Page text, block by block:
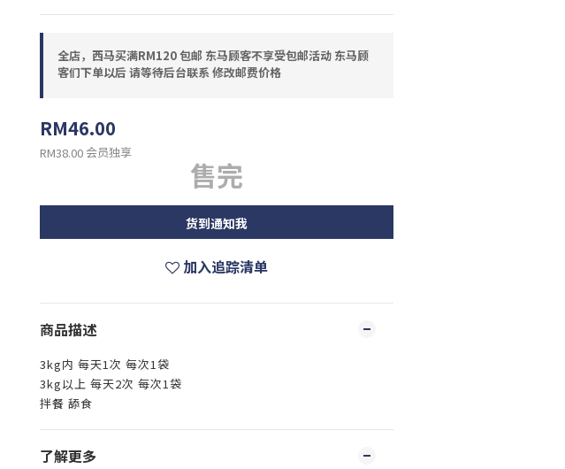
全店，西马买满RM120 包邮 东马顾客不享受包邮活动 东马顾
客们下单以后 请等待后台联系 修改邮费价格
RM46.00
RM38.00 会员独享
售完
货到通知我
加入追踪清单
商品描述
3kg内 每天1次 每次1袋
3kg以上 每天2次 每次1袋
拌餐 舔食
了解更多